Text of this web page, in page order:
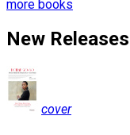
more books
New Releases
cover